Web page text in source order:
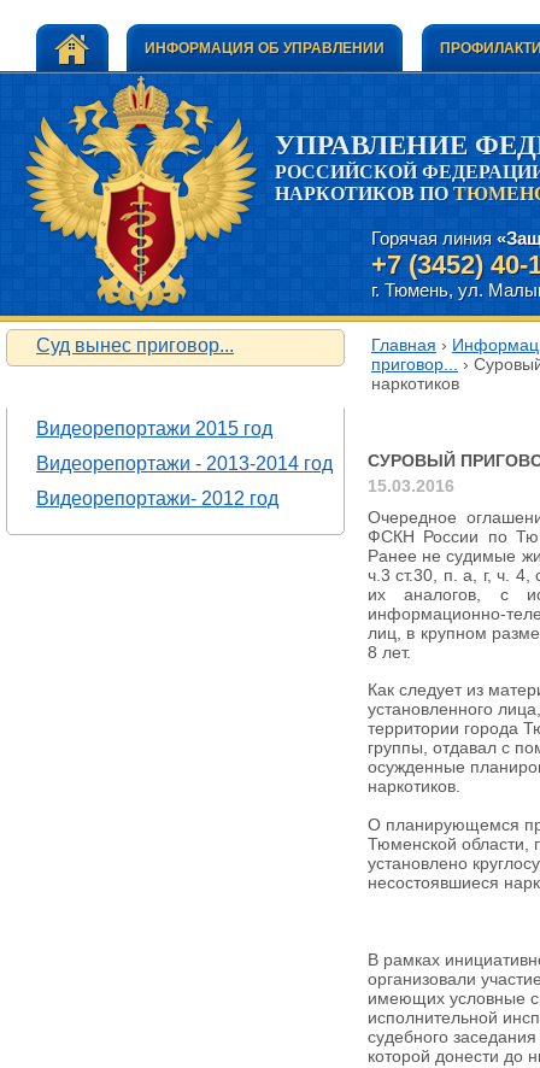
ИНФОРМАЦИЯ ОБ УПРАВЛЕНИИ
УПРАВЛЕНИЕ
РОССИЙСКОЙ
НАРКОТИКОВ ПО
Горячая линия
+7 (3452) 40-
г. Тюмень, ул.
Главная ›
приговор...
›
наркотиков
СУРОВЫЙ
15.03.2016
Очередное
ФСКН России по
Ранее не судимые
ч.3 ст.30, п. а, г, ч. 4,
их аналогов, с
информационно-
лиц, в крупном
8 лет.
Как следует из
установленного
территории города
группы, отдавал с
осужденные
наркотиков.
О планирующемся
Тюменской области,
установлено
несостоявшиеся
В рамках
организовали
имеющих условные
исполнительной
судебного
которой донести до
Суд вынес приговор...
Видеорепортажи 2015 год
Видеорепортажи - 2013-2014 год
Видеорепортажи- 2012 год